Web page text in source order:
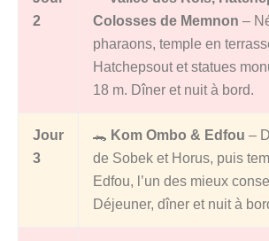
2
Colosses de Memnon –
pharaons, temple en
Hatchepsout et statues
18 m. Dîner et nuit à bord.
Jour
3
🐊 Kom Ombo & Edfou –
de Sobek et Horus, puis
Edfou, l’un des mieux
Déjeuner, dîner et nuit à